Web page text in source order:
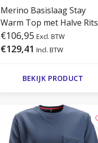
Merino Basislaag Stay
Warm Top met Halve Rits
€106,95 Excl. BTW
€129,41 Incl. BTW
BEKIJK PRODUCT